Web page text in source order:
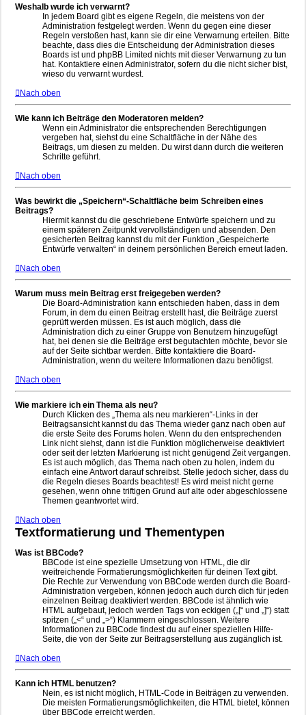
Weshalb wurde ich verwarnt?
In jedem Board gibt es eigene Regeln, die meistens von der
Administration festgelegt werden. Wenn du gegen eine dieser
Regeln verstoßen hast, kann sie dir eine Verwarnung erteilen. Bitte
beachte, dass dies die Entscheidung der Administration dieses
Boards ist und phpBB Limited nichts mit dieser Verwarnung zu tun
hat. Kontaktiere einen Administrator, sofern du die nicht sicher bist,
wieso du verwarnt wurdest.
Nach oben
Wie kann ich Beiträge den Moderatoren melden?
Wenn ein Administrator die entsprechenden Berechtigungen
vergeben hat, siehst du eine Schaltfläche in der Nähe des
Beitrags, um diesen zu melden. Du wirst dann durch die weiteren
Schritte geführt.
Nach oben
Was bewirkt die „Speichern“-Schaltfläche beim Schreiben eines
Beitrags?
Hiermit kannst du die geschriebene Entwürfe speichern und zu
einem späteren Zeitpunkt vervollständigen und absenden. Den
gesicherten Beitrag kannst du mit der Funktion „Gespeicherte
Entwürfe verwalten“ in deinem persönlichen Bereich erneut laden.
Nach oben
Warum muss mein Beitrag erst freigegeben werden?
Die Board-Administration kann entschieden haben, dass in dem
Forum, in dem du einen Beitrag erstellt hast, die Beiträge zuerst
geprüft werden müssen. Es ist auch möglich, dass die
Administration dich zu einer Gruppe von Benutzern hinzugefügt
hat, bei denen sie die Beiträge erst begutachten möchte, bevor sie
auf der Seite sichtbar werden. Bitte kontaktiere die Board-
Administration, wenn du weitere Informationen dazu benötigst.
Nach oben
Wie markiere ich ein Thema als neu?
Durch Klicken des „Thema als neu markieren“-Links in der
Beitragsansicht kannst du das Thema wieder ganz nach oben auf
die erste Seite des Forums holen. Wenn du den entsprechenden
Link nicht siehst, dann ist die Funktion möglicherweise deaktiviert
oder seit der letzten Markierung ist nicht genügend Zeit vergangen.
Es ist auch möglich, das Thema nach oben zu holen, indem du
einfach eine Antwort darauf schreibst. Stelle jedoch sicher, dass du
die Regeln dieses Boards beachtest! Es wird meist nicht gerne
gesehen, wenn ohne triftigen Grund auf alte oder abgeschlossene
Themen geantwortet wird.
Nach oben
Textformatierung und Thementypen
Was ist BBCode?
BBCode ist eine spezielle Umsetzung von HTML, die dir
weitreichende Formatierungsmöglichkeiten für deinen Text gibt.
Die Rechte zur Verwendung von BBCode werden durch die Board-
Administration vergeben, können jedoch auch durch dich für jeden
einzelnen Beitrag deaktiviert werden. BBCode ist ähnlich wie
HTML aufgebaut, jedoch werden Tags von eckigen („[“ und „]“) statt
spitzen („<“ und „>“) Klammern eingeschlossen. Weitere
Informationen zu BBCode findest du auf einer speziellen Hilfe-
Seite, die von der Seite zur Beitragserstellung aus zugänglich ist.
Nach oben
Kann ich HTML benutzen?
Nein, es ist nicht möglich, HTML-Code in Beiträgen zu verwenden.
Die meisten Formatierungsmöglichkeiten, die HTML bietet, können
über BBCode erreicht werden.